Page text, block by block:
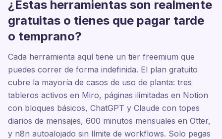
¿Estas herramientas son realmente
gratuitas o tienes que pagar tarde
o temprano?
Cada herramienta aquí tiene un tier freemium que
puedes correr de forma indefinida. El plan gratuito
cubre la mayoría de casos de uso de planta: tres
tableros activos en Miro, páginas ilimitadas en Notion
con bloques básicos, ChatGPT y Claude con topes
diarios de mensajes, 600 minutos mensuales en Otter,
y n8n autoalojado sin límite de workflows. Solo pegas